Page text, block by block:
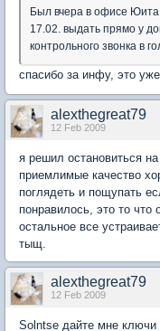
Был вчера в офисе
17.02. выдать прямо у
контрольного звонка в
спасибо за инфу, это
alexthegreat79
12 Feb 2009
я решил остановиться
приемлимые качество
поглядеть и пощупать
понравилось, это то
остальное все
тыщ.
alexthegreat79
12 Feb 2009
Solntse дайте мне ключи